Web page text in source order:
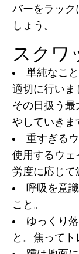
バーをラック
しょう。
スクワ
単純なこ
適切に行いま
その日扱う
やしていきま
重すぎる
使用するウェ
労度に応じて
呼吸を意
こと。
ゆっくり
と。焦ってト